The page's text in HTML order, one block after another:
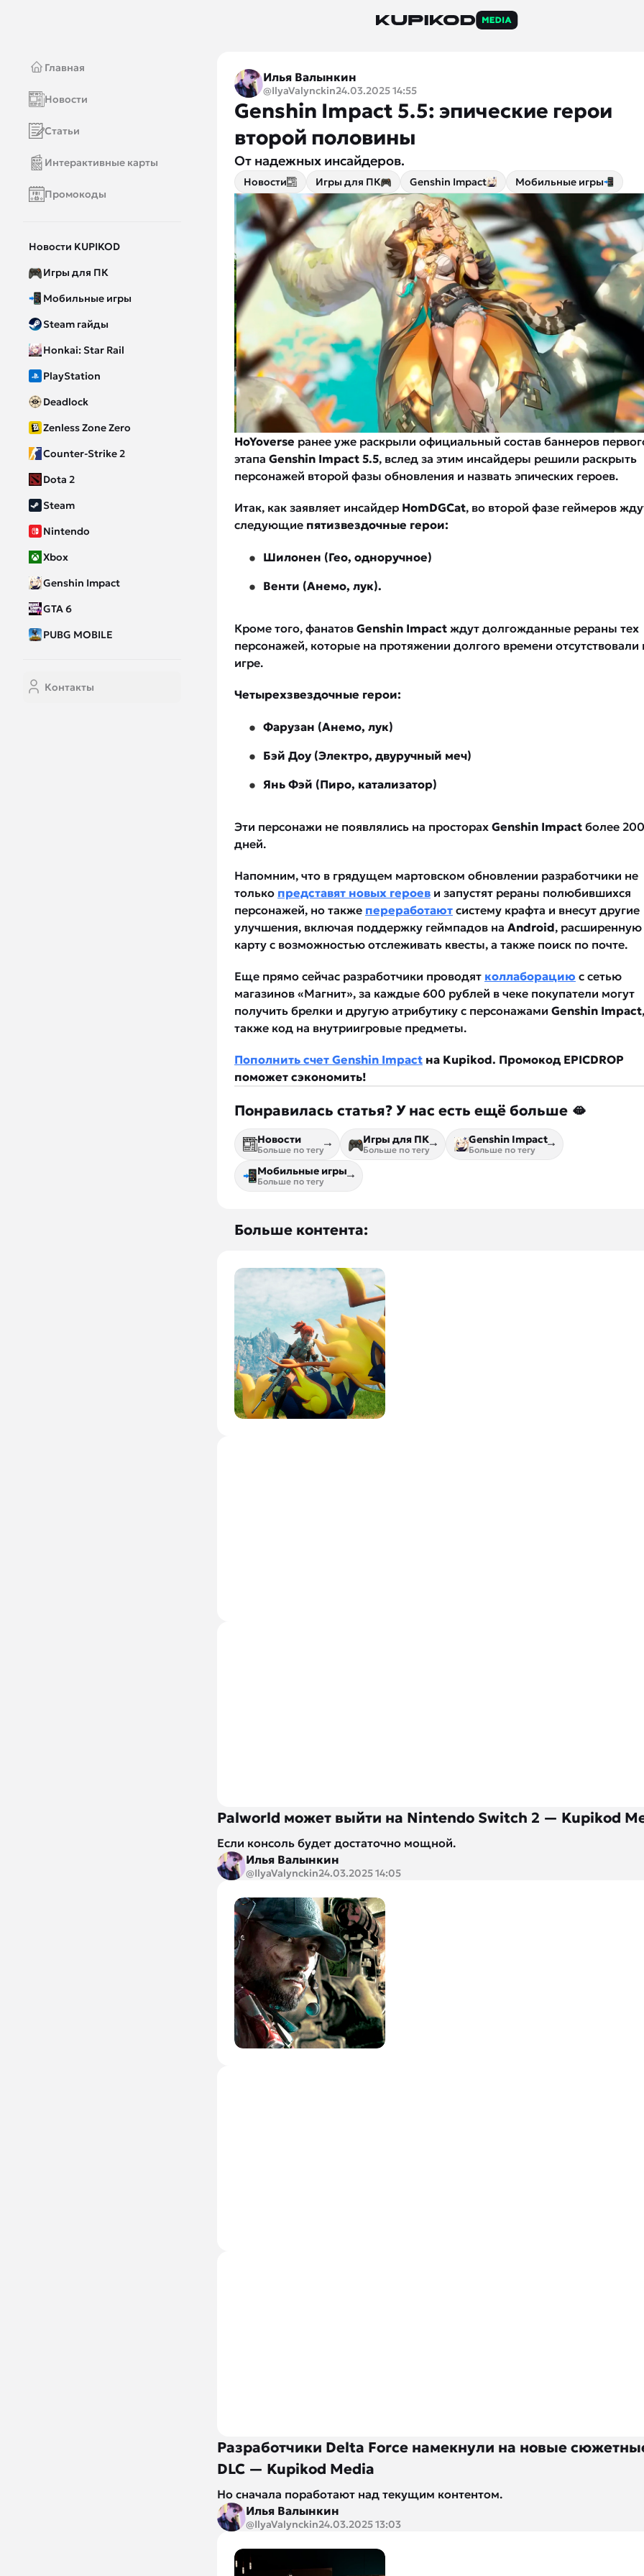
Главная
Новости
Статьи
Интерактивные карты
Промокоды
Новости KUPIKOD
Игры для ПК
Мобильные игры
Steam гайды
Honkai: Star Rail
PlayStation
Deadlock
Zenless Zone Zero
Counter-Strike 2
Dota 2
Steam
Nintendo
Xbox
Genshin Impact
GTA 6
PUBG MOBILE
Контакты
Илья Валынкин
@IlyaValynckin24.03.2025 14:55
Genshin Impact 5.5: эпические герои
второй половины
От надежных инсайдеров.
Новости Игры для ПК Genshin Impact Мобильные игры
HoYoverse ранее уже раскрыли официальный состав баннеров
этапа Genshin Impact 5.5, вслед за этим инсайдеры решили раскрыть
персонажей второй фазы обновления и назвать эпических героев.
Итак, как заявляет инсайдер HomDGCat, во второй фазе геймеров
следующие пятизвездочные герои:
Шилонен (Гео, одноручное)
Венти (Анемо, лук).
Кроме того, фанатов Genshin Impact ждут долгожданные рераны тех
персонажей, которые на протяжении долгого времени отсутствовали
игре.
Четырехзвездочные герои:
Фарузан (Анемо, лук)
Бэй Доу (Электро, двуручный меч)
Янь Фэй (Пиро, катализатор)
Эти персонажи не появлялись на просторах Genshin Impact более 200
дней.
Напомним, что в грядущем мартовском обновлении разработчики не
только представят новых героев и запустят рераны полюбившихся
персонажей, но также переработают систему крафта и внесут другие
улучшения, включая поддержку геймпадов на Android, расширенную
карту с возможностью отслеживать квесты, а также поиск по почте.
Еще прямо сейчас разработчики проводят коллаборацию с сетью
магазинов «Магнит», за каждые 600 рублей в чеке покупатели могут
получить брелки и другую атрибутику с персонажами Genshin Impact
также код на внутриигровые предметы.
Пополнить счет Genshin Impact на Kupikod. Промокод EPICDROP
поможет сэкономить!
Понравилась статья? У нас есть ещё больше 🫦
Новости
Больше по тегу
Игры для ПК
Больше по тегу
Genshin Impact
Больше по тегу
Мобильные игры
Больше по тегу
Больше контента:
Palworld может выйти на Nintendo Switch 2 — Kupikod
Если консоль будет достаточно мощной.
Илья Валынкин
@IlyaValynckin24.03.2025 14:05
Разработчики Delta Force намекнули на новые
DLC — Kupikod Media
Но сначала поработают над текущим контентом.
Илья Валынкин
@IlyaValynckin24.03.2025 13:03